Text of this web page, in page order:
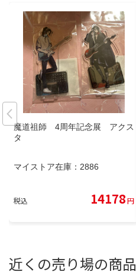
魔道祖師 4周年記念展 アクス
タ
マイストア在庫： 2886
税込 14178円
近くの売り場の商品